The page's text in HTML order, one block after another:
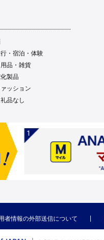
・宿泊・体験
用品・雑貨
製品
ッション
品なし
者情報の外部送信について